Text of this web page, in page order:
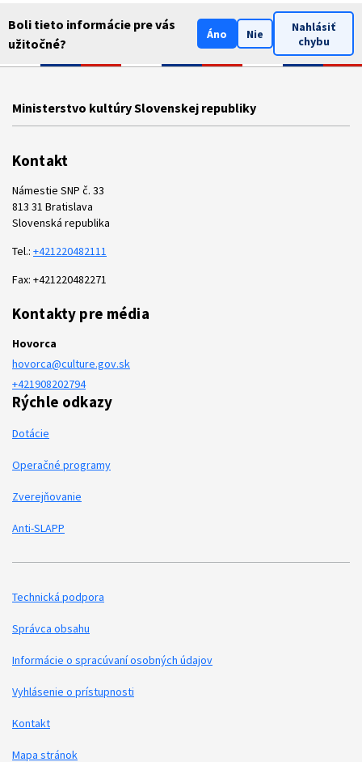
Boli tieto informácie pre vás
užitočné?
Áno Nie
Nahlásiť
chybu
Ministerstvo kultúry Slovenskej republiky
Kontakt
Námestie SNP č. 33
813 31 Bratislava
Slovenská republika
Tel.: +421220482111
Fax: +421220482271
Kontakty pre média
Hovorca
hovorca@culture.gov.sk
+421908202794
Rýchle odkazy
Dotácie
Operačné programy
Zverejňovanie
Anti-SLAPP
Podporné odkazy
Technická podpora
Správca obsahu
Informácie o spracúvaní osobných údajov
Vyhlásenie o prístupnosti
Kontakt
Mapa stránok